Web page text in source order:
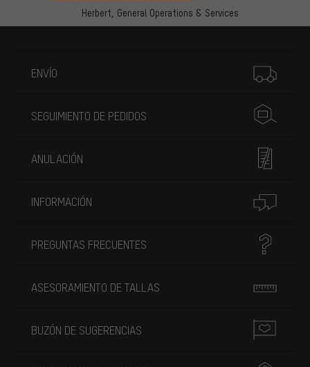
Herbert, General Operations & Services
ENVÍO
SEGUIMIENTO DE PEDIDOS
ANULACIÓN
INFORMACIÓN
PREGUNTAS FRECUENTES
ASESORAMIENTO DE TALLAS
BUZÓN DE SUGERENCIAS